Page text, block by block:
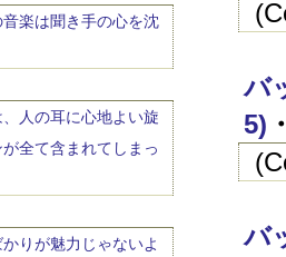
楽は聞き手の心を沈
人の耳に心地よい旋
全て含まれてしまっ
りが魅力じゃないよ
バ
5)
バ